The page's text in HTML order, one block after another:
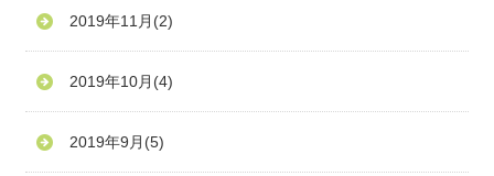
2019年11月 (2)
2019年10月 (4)
2019年9月 (5)